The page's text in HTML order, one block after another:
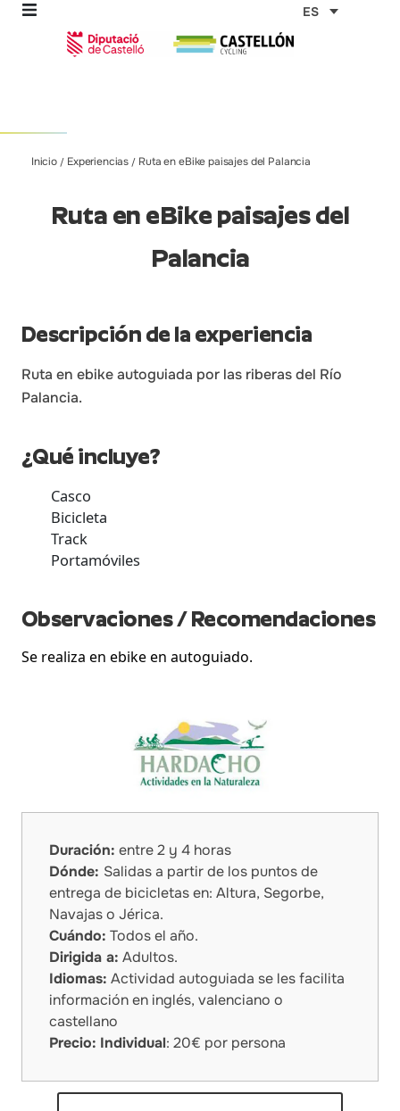
contenido
ES
Inicio/ Experiencias / Ruta en eBike paisajes del Palancia
Ruta en eBike paisajes del
Palancia
Descripción de la experiencia
Ruta en ebike autoguiada por las riberas del Río
Palancia.
¿Qué incluye?
Casco
Bicicleta
Track
Portamóviles
Observaciones / Recomendaciones
Se realiza en ebike en autoguiado.
Duración: entre 2 y 4 horas
Dónde: Salidas a partir de los puntos de
entrega de bicicletas en: Altura, Segorbe,
Navajas o Jérica.
Cuándo: Todos el año.
Dirigida a: Adultos.
Idiomas: Actividad autoguiada se les facilita
información en inglés, valenciano o
castellano
Precio: Individual: 20€ por persona